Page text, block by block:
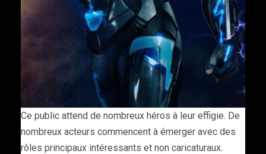
Ce public attend de nombreux héros à leur effigie. De
nombreux acteurs commencent à émerger avec des
rôles principaux intéressants et non caricaturaux.